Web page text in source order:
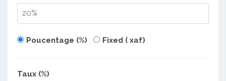
Poucentage (%) Fixed ( xaf)
Taux (%)